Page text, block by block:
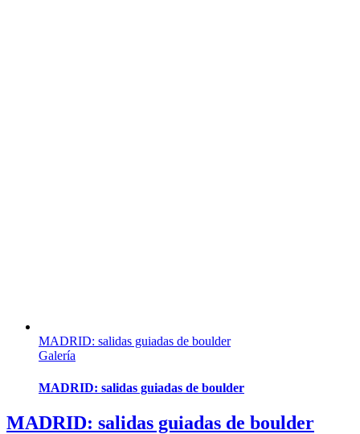
MADRID: salidas guiadas de boulder
Galería
MADRID: salidas guiadas de boulder
MADRID: salidas guiadas de boulder